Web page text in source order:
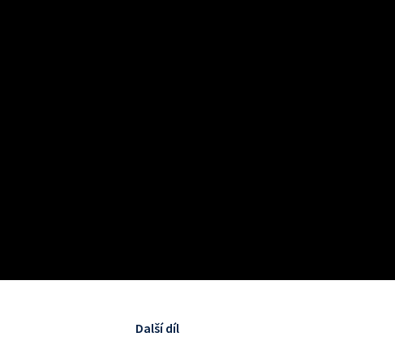
Další díl